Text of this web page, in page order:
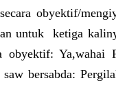
obyektif/
untuk ketiga
obyektif: Ya,wahai
bersabda: